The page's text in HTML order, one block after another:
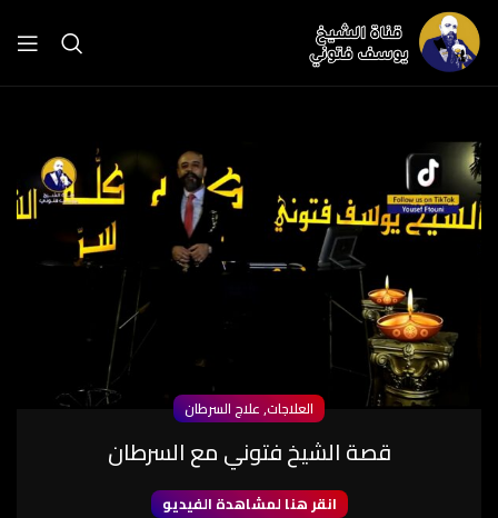
العلاجات,علاج السرطان
قصة الشيخ فتوني مع السرطان
انقر هنا لمشاهدة الفيديو